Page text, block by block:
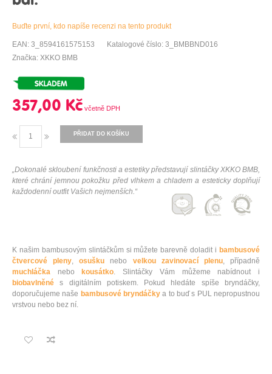
Buďte první, kdo napíše recenzi na tento produkt
EAN: 3_8594161575153
Katalogové číslo: 3_BMBBND016
Značka: XKKO BMB
357,00 Kč
PŘIDAT DO KOŠÍKU
„Dokonalé skloubení funkčnosti a estetiky představují slintáčky XKKO BMB,
které chrání jemnou pokožku před vlhkem a chladem a esteticky doplňují
každodenní outfit Vašich nejmenších.“
K našim bambusovým slintáčkům si můžete barevně doladit i bambusové
čtvercové pleny,osušku nebo velkou zavinovací plenu, případně
muchláčka nebo kousátko. Slintáčky Vám můžeme nabídnout i
biobavlněné s digitálním potiskem. Pokud hledáte spíše bryndáčky,
doporučujeme naše bambusové bryndáčky a to buď s PUL nepropustnou
vrstvou nebo bez ní.